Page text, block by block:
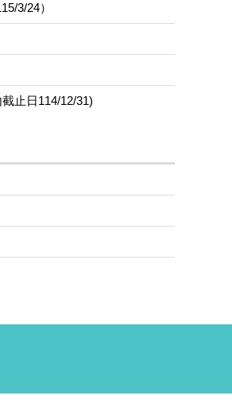
3/24）
止日114/12/31)